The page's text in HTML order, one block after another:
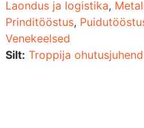
Laondus ja logistika,
Prinditööstus,
Venekeelsed
Silt: Troppija ohutusjuhend